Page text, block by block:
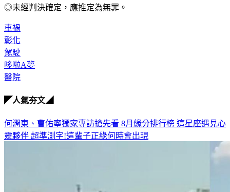
◎未經判決確定，應推定為無罪。
車禍
彰化
駕駛
哆啦A夢
醫院
◤人氣夯文◢
何潤東、曹佑寧獨家專訪搶先看 8月緣分排行榜 這星座遇見心
靈夥伴 超準測字!這輩子正緣何時會出現